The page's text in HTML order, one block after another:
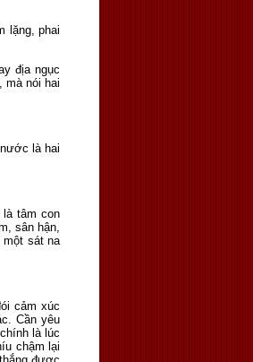
lặng, phai
địa ngục
mà nói hai
là hai
tâm con
sân hận,
một sát na
cảm xúc
Cần yêu
là lúc
chậm lại